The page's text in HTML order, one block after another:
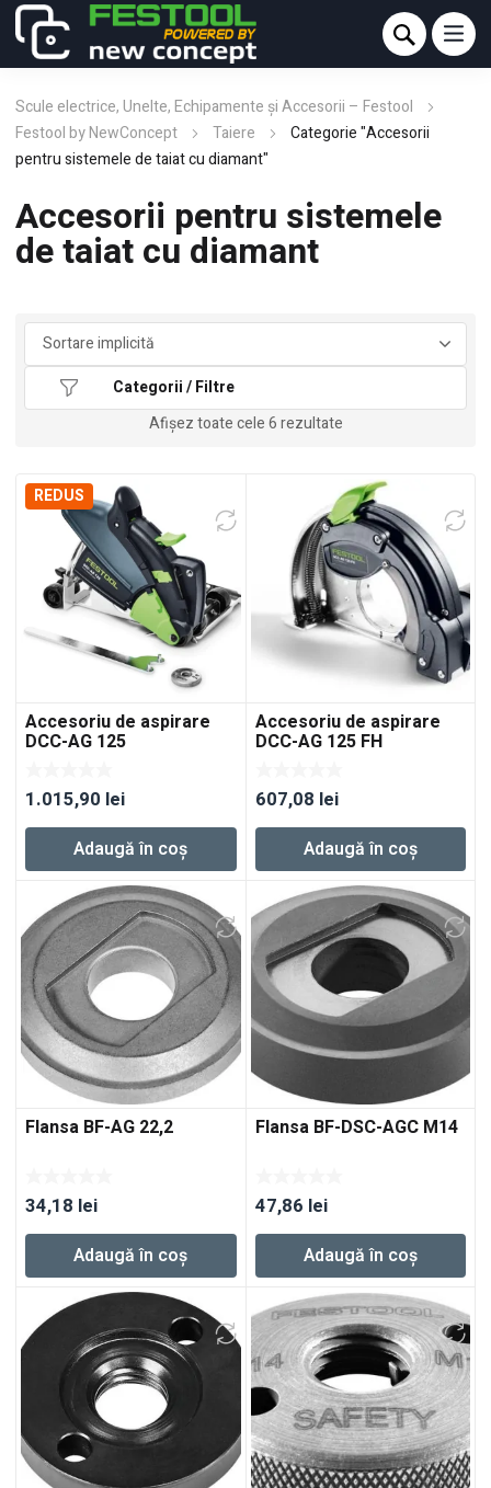
Scule electrice, Unelte, Echipamente și Accesorii – Festool
Festool by NewConcept
Taiere
Categorie "Accesorii
pentru sistemele de taiat cu diamant"
Accesorii pentru sistemele
de taiat cu diamant
Afișez toate cele 6 rezultate
Categorii / Filtre
REDUS
Accesoriu de aspirare
DCC-AG 125
1.015,90 lei
Adaugă în coș
Accesoriu de aspirare
DCC-AG 125 FH
607,08 lei
Adaugă în coș
Flansa BF-AG 22,2
34,18 lei
Adaugă în coș
Flansa BF-DSC-AGC M14
47,86 lei
Adaugă în coș